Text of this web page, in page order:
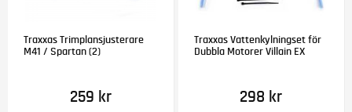
Traxxas Trimplansjusterare
M41 / Spartan (2)
259 kr
Traxxas Vattenkylningset för
Dubbla Motorer Villain EX
298 kr